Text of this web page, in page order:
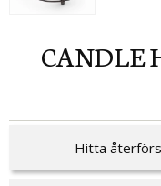
CANDLE HOLDER CONE XL
Hitta